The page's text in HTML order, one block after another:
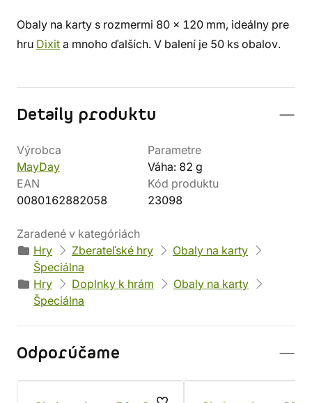
Obaly na karty s rozmermi 80 x 120 mm, ideálny pre
hru Dixit a mnoho ďalších. V balení je 50 ks obalov.
Detaily produktu
Výrobca
MayDay
Parametre
Váha: 82 g
EAN
0080162882058
Kód produktu
23098
Zaradené v kategóriách
Hry
Zberateľské hry
Obaly na karty
Špeciálna
Hry
Doplnky k hrám
Obaly na karty
Špeciálna
Odporúčame